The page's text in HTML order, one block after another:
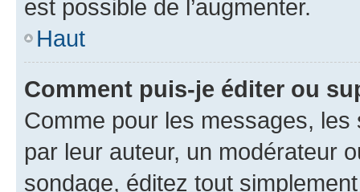
est possible de l’augmenter.
Haut
Comment puis-je éditer ou
Comme pour les messages,
par leur auteur, un modérateur
sondage, éditez tout